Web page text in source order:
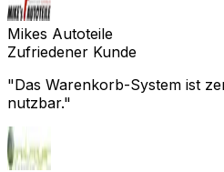
Mikes Autoteile
Zufriedener Kunde
"Das Warenkorb-System ist
nutzbar."